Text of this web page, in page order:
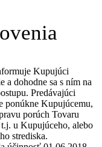
Kupujúci
a dohodne sa s ním na
Predávajúci
ponúkne Kupujúcemu,
porúch Tovaru
u Kupujúceho, alebo
strediska.